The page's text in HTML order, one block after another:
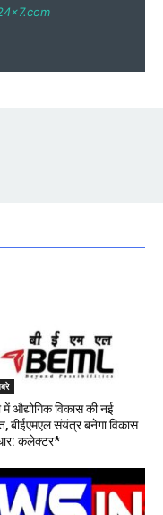
औद्योगिक विकास की नई
बीईएमएल संयंत्र बनेगा विकास
कलेक्टर*